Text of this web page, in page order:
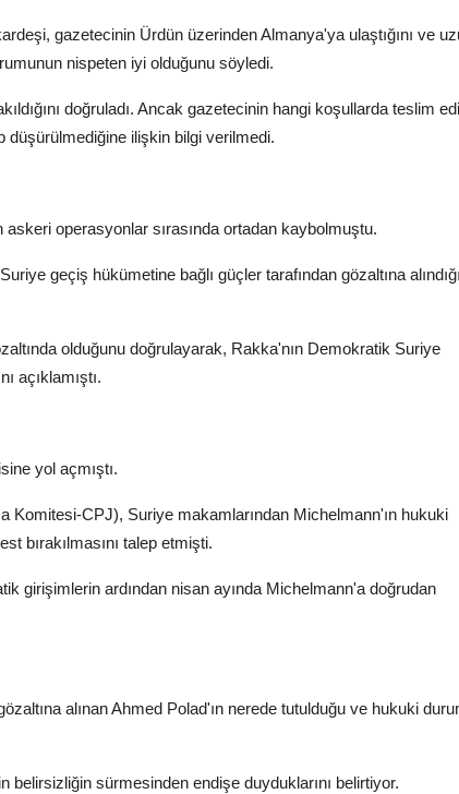
gazetecinin Ürdün üzerinden Almanya'ya ulaştığını ve
nispeten iyi olduğunu söyledi.
doğruladı. Ancak gazetecinin hangi koşullarda teslim
düşürülmediğine ilişkin bilgi verilmedi.
operasyonlar sırasında ortadan kaybolmuştu.
geçiş hükümetine bağlı güçler tarafından gözaltına alındığı
olduğunu doğrulayarak, Rakka'nın Demokratik Suriye
açıklamıştı.
yol açmıştı.
CPJ), Suriye makamlarından Michelmann'ın hukuki
bırakılmasını talep etmişti.
girişimlerin ardından nisan ayında Michelmann'a doğrudan
alınan Ahmed Polad'ın nerede tutulduğu ve hukuki
belirsizliğin sürmesinden endişe duyduklarını belirtiyor.